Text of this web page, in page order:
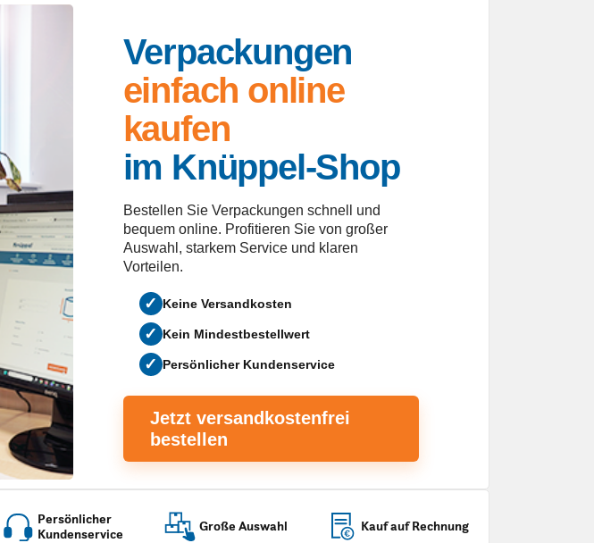
Verpackungen
einfach online
kaufen
im Knüppel-Shop
Bestellen Sie Verpackungen schnell und
bequem online. Profitieren Sie von großer
Auswahl, starkem Service und klaren
Vorteilen.
✓ Keine Versandkosten
✓ Kein Mindestbestellwert
✓ Persönlicher Kundenservice
Jetzt versandkostenfrei
bestellen
Persönlicher
Kundenservice
Große Auswahl Kauf auf Rechnung